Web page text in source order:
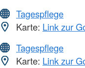
Tagespflege
Karte: Link zur
Tagespflege
Karte: Link zur